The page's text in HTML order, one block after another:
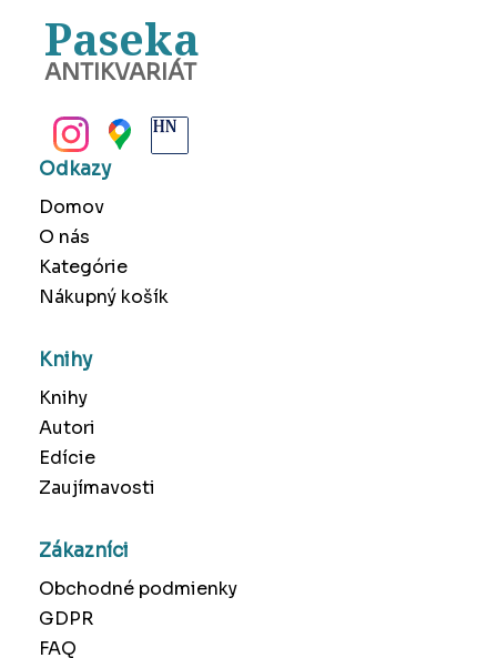
Paseka
ANTIKVARIÁT
Odkazy
Domov
O nás
Kategórie
Nákupný košík
Knihy
Knihy
Autori
Edície
Zaujímavosti
Zákazníci
Obchodné podmienky
GDPR
FAQ